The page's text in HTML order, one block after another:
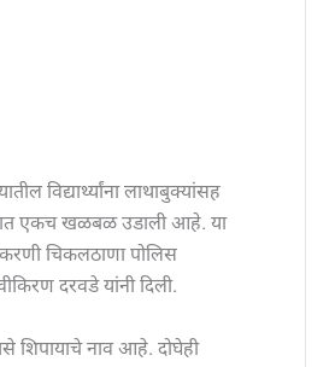
विद्यार्थ्यांना लाथाबुक्यांसह
एकच खळबळ उडाली आहे. या
चिकलठाणा पोलिस
दरवडे यांनी दिली.
शिपायाचे नाव आहे. दोघेही